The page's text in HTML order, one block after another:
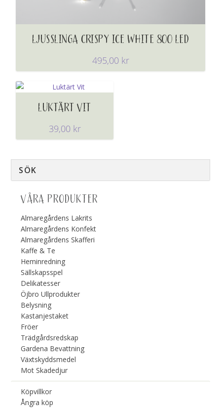
LJUSSLINGA CRISPY ICE WHITE 800 LED
495,00 kr
LUKTÄRT VIT
39,00 kr
VÅRA PRODUKTER
Almaregårdens Lakrits
Almaregårdens Konfekt
Almaregårdens Skafferi
Kaffe & Te
Heminredning
Sällskapsspel
Delikatesser
Öjbro Ullprodukter
Belysning
Kastanjestaket
Fröer
Trädgårdsredskap
Gardena Bevattning
Växtskyddsmedel
Mot Skadedjur
Köpvillkor
Ångra köp